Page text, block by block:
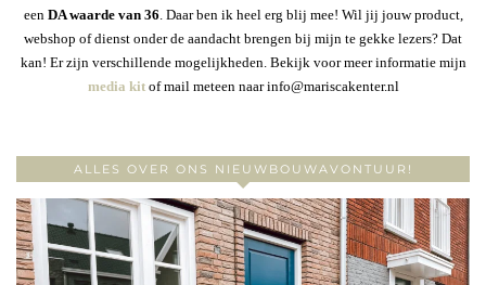
een DA waarde van 36 . Daar ben ik heel erg blij mee! Wil jij jouw product,
webshop of dienst onder de aandacht brengen bij mijn te gekke lezers? Dat
kan! Er zijn verschillende mogelijkheden. Bekijk voor meer informatie mijn
media kitof mail meteen naar info@mariscakenter.nl
ALLES OVER ONS NIEUWBOUWAVONTUUR!